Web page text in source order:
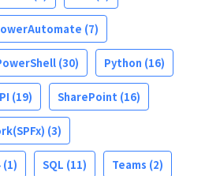
(7)
(30) Python (16)
(19) SharePoint (16)
(3)
(1) SQL (11) Teams (2)